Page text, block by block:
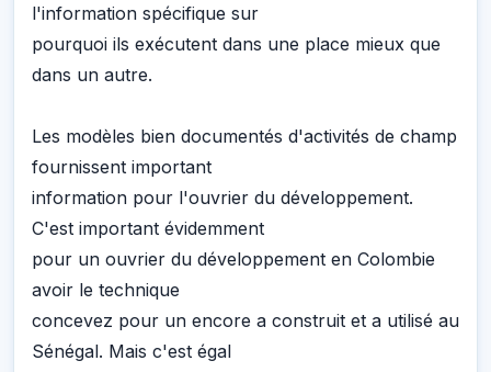
l'information spécifique sur
pourquoi ils exécutent dans une place mieux que
dans un autre.
Les modèles bien documentés d'activités de champ
fournissent important
information pour l'ouvrier du développement.
C'est important évidemment
pour un ouvrier du développement en Colombie
avoir le technique
concevez pour un encore a construit et a utilisé au
Sénégal. Mais c'est égal